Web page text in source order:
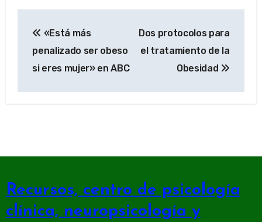
de
entradas
«Está más
penalizado ser obeso
si eres mujer» en ABC
Dos protocolos para
el tratamiento de la
Obesidad
Recursos, centro de psicología
clínica, neuropsicología y